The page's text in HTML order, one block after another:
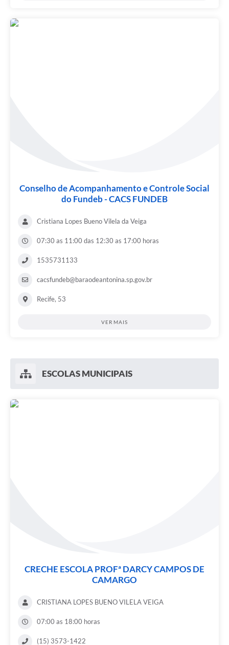
Conselho de Acompanhamento e Controle Social
do Fundeb - CACS FUNDEB
Cristiana Lopes Bueno Vilela da Veiga
07:30 as 11:00 das 12:30 as 17:00 horas
1535731133
cacsfundeb@baraodeantonina.sp.gov.br
Recife, 53
VER MAIS
ESCOLAS MUNICIPAIS
CRECHE ESCOLA PROFª DARCY CAMPOS DE
CAMARGO
CRISTIANA LOPES BUENO VILELA VEIGA
07:00 as 18:00 horas
(15) 3573-1422